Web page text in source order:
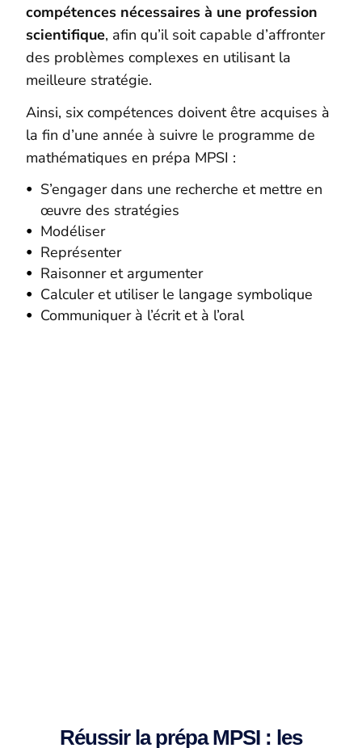
compétences nécessaires à une profession
scientifique, afin qu’il soit capable d’affronter
des problèmes complexes en utilisant la
meilleure stratégie.
Ainsi, six compétences doivent être acquises à
la fin d’une année à suivre le programme de
mathématiques en prépa MPSI :
S’engager dans une recherche et mettre en
œuvre des stratégies
Modéliser
Représenter
Raisonner et argumenter
Calculer et utiliser le langage symbolique
Communiquer à l’écrit et à l’oral
Réussir la prépa MPSI : les